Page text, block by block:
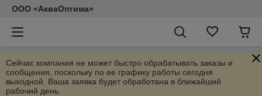
ООО «АкваОптима»
Сейчас компания не может быстро обрабатывать заказы и
сообщения, поскольку по ее графику работы сегодня
выходной. Ваша заявка будет обработана в ближайший
рабочий день.